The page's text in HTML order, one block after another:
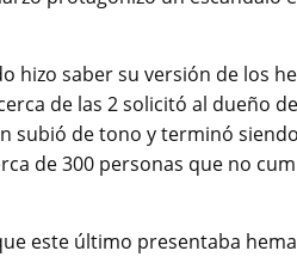
hizo saber su versión de los
de las 2 solicitó al dueño
subió de tono y terminó
de 300 personas que no
este último presentaba